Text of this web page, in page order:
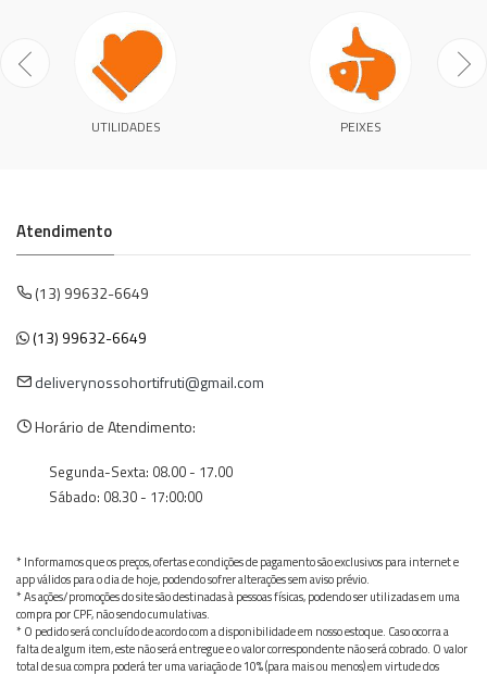
UTILIDADES PEIXES
Atendimento
(13) 99632-6649
(13) 99632-6649
deliverynossohortifruti@gmail.com
Horário de Atendimento:
Segunda-Sexta: 08.00 - 17.00
Sábado: 08.30 - 17:00:00
* Informamos que os preços, ofertas e condições de pagamento são exclusivos para internet e
app válidos para o dia de hoje, podendo sofrer alterações sem aviso prévio.
* As ações/promoções do site são destinadas à pessoas físicas, podendo ser utilizadas em uma
compra por CPF, não sendo cumulativas.
* O pedido será concluído de acordo com a disponibilidade em nosso estoque. Caso ocorra a
falta de algum item, este não será entregue e o valor correspondente não será cobrado. O valor
total de sua compra poderá ter uma variação de 10% (para mais ou menos) em virtude dos